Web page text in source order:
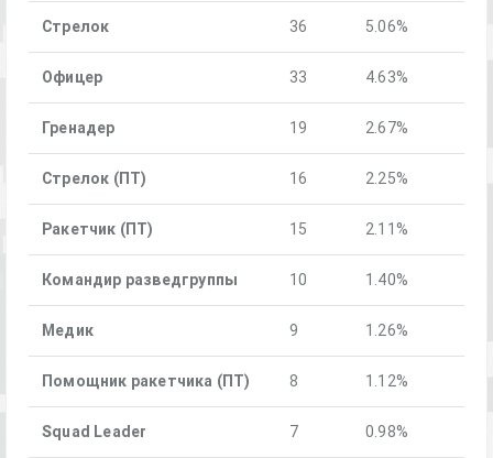
Стрелок 36 5.06%
Офицер 33 4.63%
Гренадер 19 2.67%
Стрелок (ПТ) 16 2.25%
Ракетчик (ПТ) 15 2.11%
Командир разведгруппы 10 1.40%
Медик 9 1.26%
Помощник ракетчика (ПТ) 8 1.12%
Squad Leader 7 0.98%